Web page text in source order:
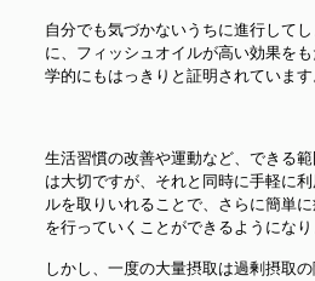
自分でも気づかないうちに進行して
に、フィッシュオイルが高い効果を
学的にもはっきりと証明されています
生活習慣の改善や運動など、できる
は大切ですが、それと同時に手軽に
ルを取りいれることで、さらに簡単
を行っていくことができるようになり
しかし、一度の大量摂取は過剰摂取